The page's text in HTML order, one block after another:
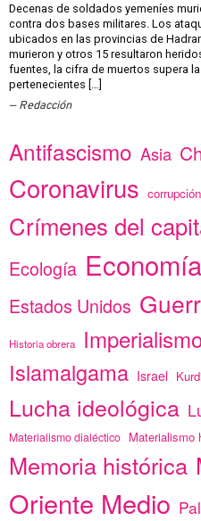
Decenas de soldados yemeníes
contra dos bases militares. Los
ubicados en las provincias de
murieron y otros 15 resultaron
fuentes, la cifra de muertos supera
pertenecientes […]
Redacción
Antifascismo Asia
Coronavirus corrupción
Crímenes del
Ecología
Estados Unidos
Historia obrera
Islamalgama Israel
Lucha ideológica
Materialismo dialéctico Materialismo
Memoria histórica
Oriente Medio